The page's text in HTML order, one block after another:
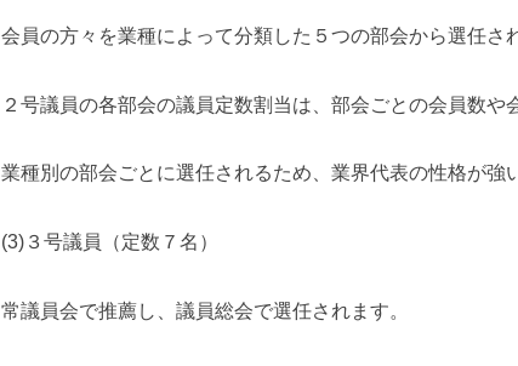
会員の方々を業種によって分類した５つの部会から選任さ
２号議員の各部会の議員定数割当は、部会ごとの会員数や
業種別の部会ごとに選任されるため、業界代表の性格が強
(3)３号議員（定数７名）
常議員会で推薦し、議員総会で選任されます。